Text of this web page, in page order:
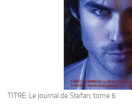
TITRE: Le journal de Stefan, tome 6